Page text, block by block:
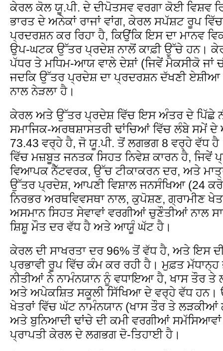
ਕੇਰਲ ਕੋਲ ਯੂ.ਪੀ. ਦੇ ਦੀਪੋਤਸਵ ਵਰਗਾ ਕੋਈ ਵਿਸ਼ਵ
ਭਾਰਤ ਦੇ ਅਨੇਕਾਂ ਰਾਜਾਂ ਵਾਂਗ, ਕੇਰਲ ਸਪੱਸ਼ਟ ਰੂਪ
ਪ੍ਰਦਰਸ਼ਨ ਕਰ ਰਿਹਾ ਹੈ, ਕਿਉਂਕਿ ਇਸ ਦਾ ਮਾਨਵ
ਉਪ-ਘਟਕ ਉੱਤਰ ਪ੍ਰਦੇਸ਼ ਨਾਲੋਂ ਕਾਫ਼ੀ ਉੱਚੇ ਹਨ।
ਪੱਧਰ ਤੇ ਮਧਿਮ-ਆਯ ਵਾਲੇ ਦੇਸ਼ਾਂ (ਜਿਵੇਂ ਮੈਕਸੀਕੋ ਜਾਂ
ਜਦਕਿ ਉੱਤਰ ਪ੍ਰਦੇਸ਼ ਦਾ ਪ੍ਰਦਰਸ਼ਨ ਦੱਖਣੀ ਏਸ਼ੀਆ
ਨਾਲ ਨੇੜਲਾ ਹੈ।
ਕੇਰਲ ਅਤੇ ਉੱਤਰ ਪ੍ਰਦੇਸ਼ ਵਿੱਚ ਇਸ ਅੰਤਰ ਦੇ ਪਿੱਛੇ
ਸਮਾਜਿਕ-ਅਰਥਸ਼ਾਸਤਰੀ ਢਾਂਚਿਆਂ ਵਿੱਚ ਲੰਬੇ ਸਮੇਂ
73.43 ਵਰ੍ਹੇ ਹੈ, ਜੋ ਯੂ.ਪੀ. ਤੋਂ ਲਗਭਗ 8 ਵਰ੍ਹੇ ਵੱਧ
ਵਿੱਚ ਮਜ਼ਬੂਤ ਜਨਤਕ ਸਿਹਤ ਨਿਵੇਸ਼ ਕਾਰਨ ਹੈ, ਜਿਵੇਂ
ਵਿਆਪਕ ਨੈੱਟਵਰਕ, ਉੱਚ ਟੀਕਾਕਰਨ ਦਰ, ਅਤੇ
ਉੱਤਰ ਪ੍ਰਦੇਸ਼, ਆਪਣੀ ਵਿਸ਼ਾਲ ਜਨਸੰਖਿਆ (24
ਨਿਰਭਰ ਅਰਥਵਿਵਸਥਾ ਨਾਲ, ਕੁਪੋਸ਼ਣ, ਗ੍ਰਾਮੀਣ
ਅਸਮਾਨ ਸਿਹਤ ਸੇਵਾਵਾਂ ਵਰਗੀਆਂ ਚੁਣੌਤੀਆਂ ਨਾਲ
ਸ਼ਿਸ਼ੂ ਮੌਤ ਦਰ ਵੱਧ ਹੈ ਅਤੇ ਆਯੂੰ ਘੱਟ ਹੈ।
ਕੇਰਲ ਦੀ ਸਾਖਰਤਾ ਦਰ 96% ਤੋਂ ਵੱਧ ਹੈ, ਅਤੇ ਇਸ
ਪ੍ਰਭਾਵੀ ਰੂਪ ਵਿੱਚ ਕੰਮ ਕਰ ਰਹੀ ਹੈ। ਮੁਫ਼ਤ
ਨੀਤੀਆਂ ਨੇ ਨਾਮੰਨਯਾਨ ਨੂੰ ਵਧਾਇਆ ਹੈ, ਖਾਸ ਤੌਰ
ਅਤੇ ਅਪੇਕਸ਼ਿਤ ਸਕੂਲੀ ਸਿੱਖਿਆ ਦੇ ਵਰ੍ਹੇ ਵੱਧ ਹਨ।
ਖੇਤਰਾਂ ਵਿੱਚ ਘੱਟ ਨਾਮੰਨਯਾਨ (ਖਾਸ ਤੌਰ ਤੇ
ਅਤੇ ਬੁਨਿਆਦੀ ਢਾਂਚੇ ਦੀ ਕਮੀ ਵਰਗੀਆਂ ਸਮੱਸਿਆਵਾਂ
ਪ੍ਰਾਪਤੀ ਕੇਰਲ ਦੇ ਲਗਭਗ ਦੋ-ਤਿਹਾਈ ਹੈ।